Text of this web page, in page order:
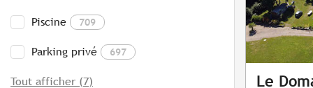
Piscine 709
Parking privé 697
Tout afficher (7) Le